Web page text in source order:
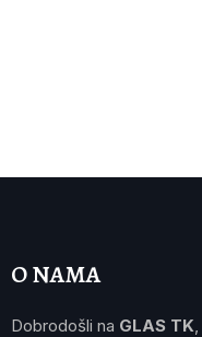
O NAMA
Dobrodošli na GLAS TK